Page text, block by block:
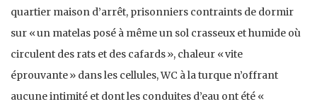
quartier maison d’arrêt, prisonniers contraints de dormir
sur « un matelas posé à même un sol crasseux et humide où
circulent des rats et des cafards », chaleur « vite
éprouvante » dans les cellules, WC à la turque n’offrant
aucune intimité et dont les conduites d’eau ont été «